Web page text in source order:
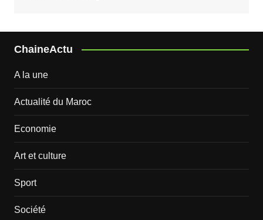
ChaineActu
A la une
Actualité du Maroc
Economie
Art et culture
Sport
Société